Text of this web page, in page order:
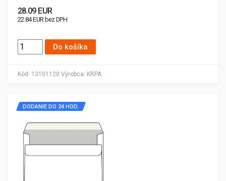
Kód: 13101120 Výrobca: KRPA
28.09 EUR
22.84 EUR bez DPH
Do košíka
DODANIE DO 24 HOD.